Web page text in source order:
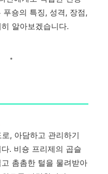
숑의 특징, 성격, 장점,
알아보겠습니다.
, 아담하고 관리하기
. 비숑 프리제의 곱슬
촘촘한 털을 물려받아